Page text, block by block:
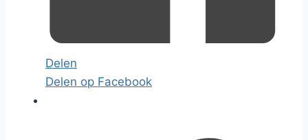
Delen
Delen op Facebook